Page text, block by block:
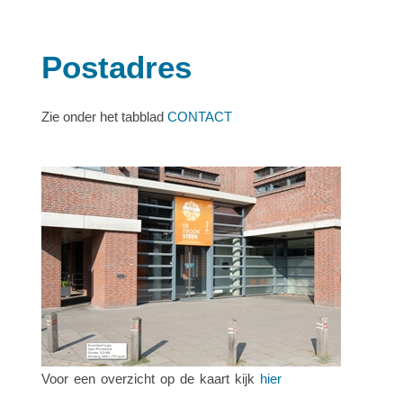
Postadres
Zie onder het tabbladCONTACT
Voor een overzicht op de kaart kijk hier